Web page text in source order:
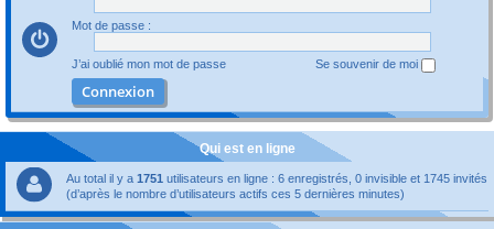
Mot de passe :
J’ai oublié mon mot de passe Se souvenir de moi
Qui est en ligne
Au total il y a 1751 utilisateurs en ligne : 6 enregistrés, 0 invisible et 1745 invités
(d’après le nombre d’utilisateurs actifs ces 5 dernières minutes)